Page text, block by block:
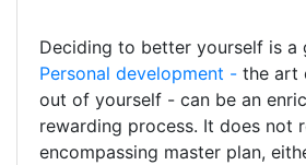
Deciding to better yourself is a
Personal development - the art
out of yourself - can be an
rewarding process. It does not
encompassing master plan,